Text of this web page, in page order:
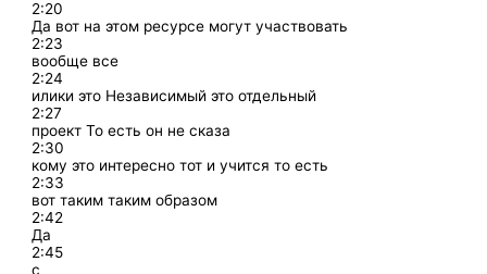
2:20
Да вот на этом ресурсе могут участвовать
2:23
вообще все
2:24
илики это Независимый это отдельный
2:27
проект То есть он не сказа
2:30
кому это интересно тот и учится то есть
2:33
вот таким таким образом
2:42
Да
2:45
с